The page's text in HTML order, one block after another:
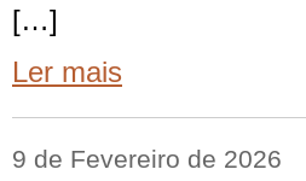
[…]
Ler mais
9 de Fevereiro de 2026